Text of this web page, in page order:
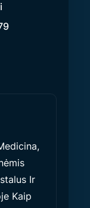
Ir
Kaip